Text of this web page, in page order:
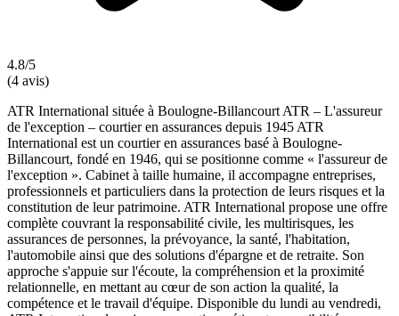
4.8/5
(4 avis)
ATR International située à Boulogne-Billancourt ATR – L'assureur
de l'exception – courtier en assurances depuis 1945 ATR
International est un courtier en assurances basé à Boulogne-
Billancourt, fondé en 1946, qui se positionne comme « l'assureur de
l'exception ». Cabinet à taille humaine, il accompagne entreprises,
professionnels et particuliers dans la protection de leurs risques et la
constitution de leur patrimoine. ATR International propose une offre
complète couvrant la responsabilité civile, les multirisques, les
assurances de personnes, la prévoyance, la santé, l'habitation,
l'automobile ainsi que des solutions d'épargne et de retraite. Son
approche s'appuie sur l'écoute, la compréhension et la proximité
relationnelle, en mettant au cœur de son action la qualité, la
compétence et le travail d'équipe. Disponible du lundi au vendredi,